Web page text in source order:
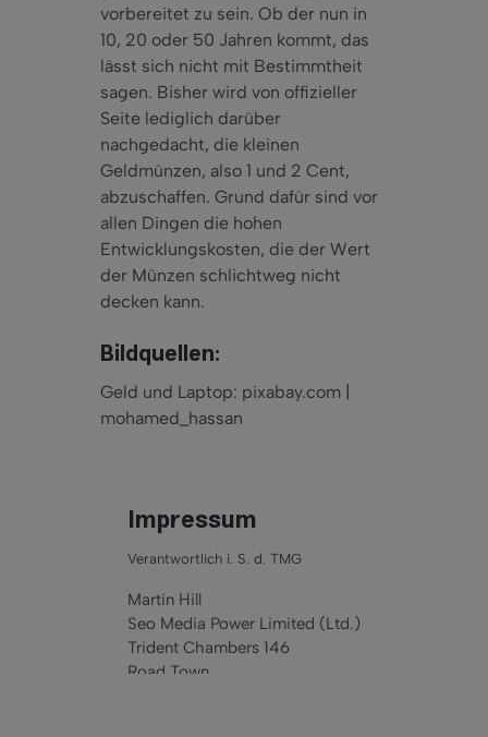
vorbereitet zu sein. Ob der nun in
10, 20 oder 50 Jahren kommt, das
lässt sich nicht mit Bestimmtheit
sagen. Bisher wird von offizieller
Seite lediglich darüber
nachgedacht, die kleinen
Geldmünzen, also 1 und 2 Cent,
abzuschaffen. Grund dafür sind vor
allen Dingen die hohen
Entwicklungskosten, die der Wert
der Münzen schlichtweg nicht
decken kann.
Bildquellen:
Geld und Laptop: pixabay.com |
mohamed_hassan
Impressum
Verantwortlich i. S. d. TMG
Martin Hill
Seo Media Power Limited (Ltd.)
Trident Chambers 146
Road Town